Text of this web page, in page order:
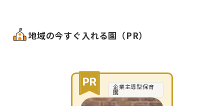
地域の今すぐ入れる園（PR）
企業主導型保育
園